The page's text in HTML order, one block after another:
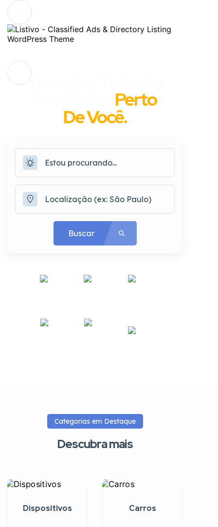
Encontre Tudo Ao
Perto
De Você.
Buscar
Categorias em Destaque
Descubra mais
Dispositivos Carros